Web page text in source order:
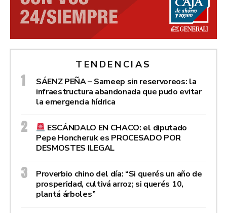
TENDENCIAS
SÁENZ PEÑA – Sameep sin reservoreos: la
infraestructura abandonada que pudo evitar
la emergencia hídrica
ESCÁNDALO EN CHACO: el diputado
Pepe Honcheruk es PROCESADO POR
DESMOSTES ILEGAL
Proverbio chino del día: “Si querés un año de
prosperidad, cultivá arroz; si querés 10,
plantá árboles”